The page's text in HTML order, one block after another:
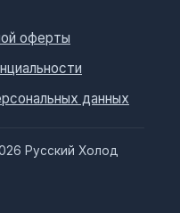
оферты
данных
Русский Холод